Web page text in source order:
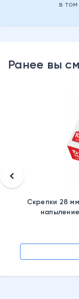
в
Ранее вы
Скрепки 28
keyboard_arrow_left